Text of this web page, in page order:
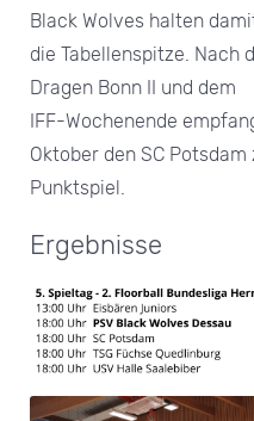
Black Wolves halten
die Tabellenspitze. Nach
Dragen Bonn II und dem
IFF-Wochenende
Oktober den SC
Punktspiel.
Ergebnisse